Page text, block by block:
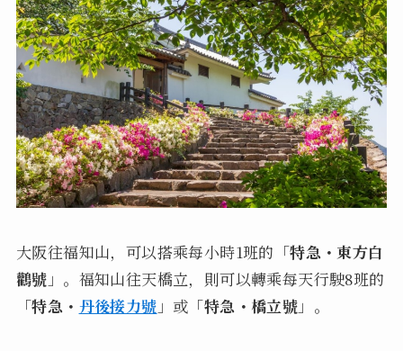
大阪往福知山，可以搭乘每小時1班的「特急・東方白
鸛號 」。福知山往天橋立，則可以轉乘每天行駛8班的
「特急・ 丹後接力號 」或「特急・橋立號 」。